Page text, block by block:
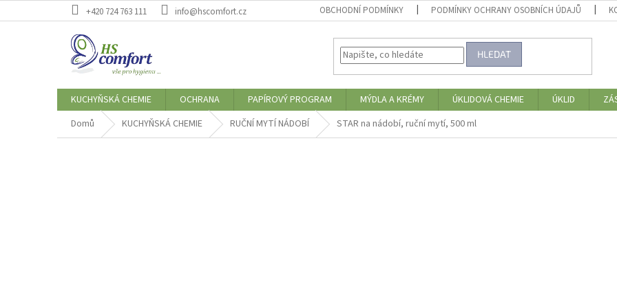
na
+420 724 763 111 info@hscomfort.cz OBCHODNÍ PODMÍNKY PODMÍNKY OCHRANY OSOBNÍCH ÚDAJŮ
HLEDAT
KUCHYŇSKÁ CHEMIE OCHRANA PAPÍROVÝ PROGRAM MÝDLA A KRÉMY ÚKLIDOVÁ CHEMIE ÚKLID
Domů
KUCHYŇSKÁ CHEMIE RUČNÍ MYTÍ NÁDOBÍ STAR na nádobí, ruční mytí, 500 ml